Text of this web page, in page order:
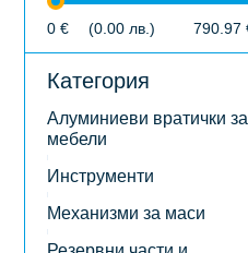
0 € (0.00 лв. ) 790.97
Категория
Алуминиеви вратички за
мебели
Инструменти
Механизми за маси